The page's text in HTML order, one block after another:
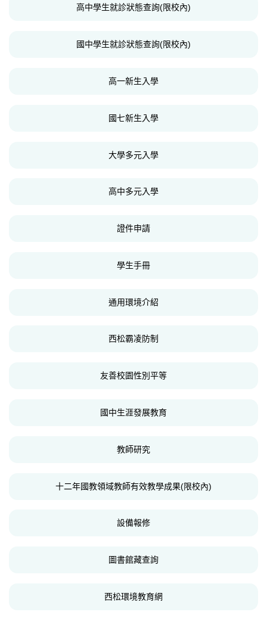
高中學生就診狀態查詢(限校內)
國中學生就診狀態查詢(限校內)
高一新生入學
國七新生入學
大學多元入學
高中多元入學
證件申請
學生手冊
通用環境介紹
西松霸凌防制
友善校園性別平等
國中生涯發展教育
教師研究
十二年國教領域教師有效教學成果(限校內)
設備報修
圖書館藏查詢
西松環境教育網